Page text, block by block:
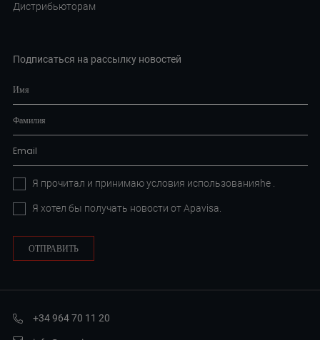
Дистрибьюторам
Подписаться на рассылку новостей
Я прочитал и принимаю условия использованияhe .
Я хотел бы получать новости от Apavisa.
+34 964 70 11 20